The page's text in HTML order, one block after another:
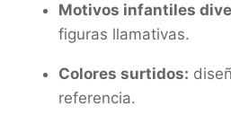
Motivos infantiles
figuras llamativas.
Colores surtidos:
referencia.